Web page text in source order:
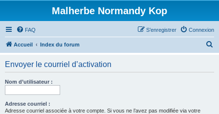
Malherbe Normandy Kop
FAQ Connexion
S’enregistrer
Accueil Index du forum
Envoyer le courriel d’activation
Nom d’utilisateur :
Adresse courriel :
Adresse courriel associée à votre compte. Si vous ne l’avez pas modifiée via votre